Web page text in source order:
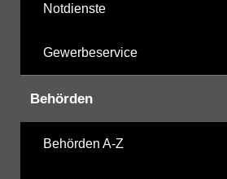
Notdienste
Gewerbeservice
Behörden
Behörden A-Z